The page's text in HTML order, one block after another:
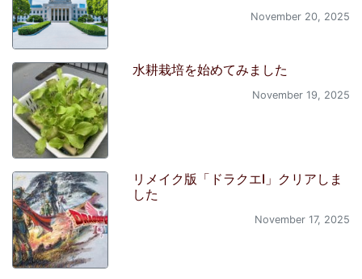
November 20, 2025
水耕栽培を始めてみました
November 19, 2025
リメイク版「ドラクエI」クリアしま
した
November 17, 2025